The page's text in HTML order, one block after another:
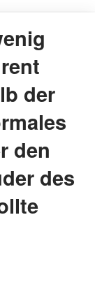
der
den
des